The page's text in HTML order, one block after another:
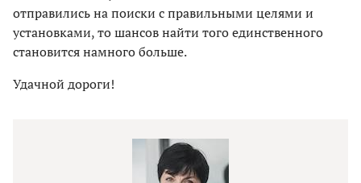
отправились на поиски с правильными целями и
установками, то шансов найти того единственного
становится намного больше.
Удачной дороги!